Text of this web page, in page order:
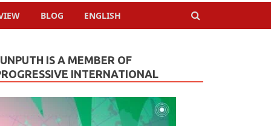
BLOG ENGLISH
IS A MEMBER OF
INTERNATIONAL